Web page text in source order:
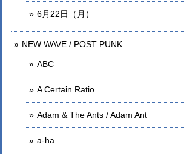
6月22日（月）
NEW WAVE / POST PUNK
ABC
A Certain Ratio
Adam & The Ants / Adam Ant
a-ha